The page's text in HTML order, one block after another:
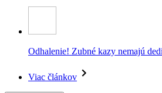
Odhalenie! Zubné kazy nemajú
Viac článkov